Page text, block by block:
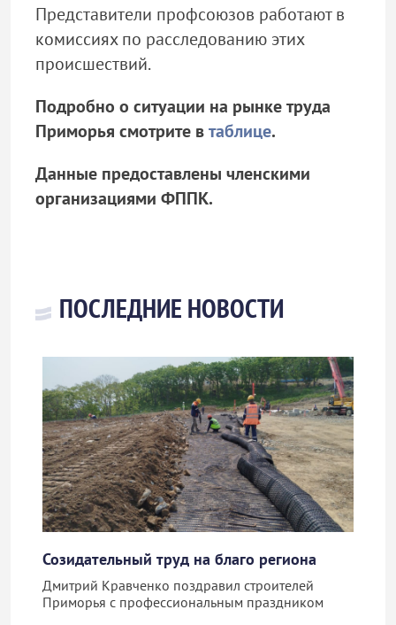
Представители профсоюзов работают в
комиссиях по расследованию этих
происшествий.
Подробно о ситуации на рынке труда
Приморья смотрите втаблице.
Данные предоставлены членскими
организациями ФППК.
ПОСЛЕДНИЕ НОВОСТИ
Созидательный труд на благо региона
Дмитрий Кравченко поздравил строителей
Приморья с профессиональным праздником